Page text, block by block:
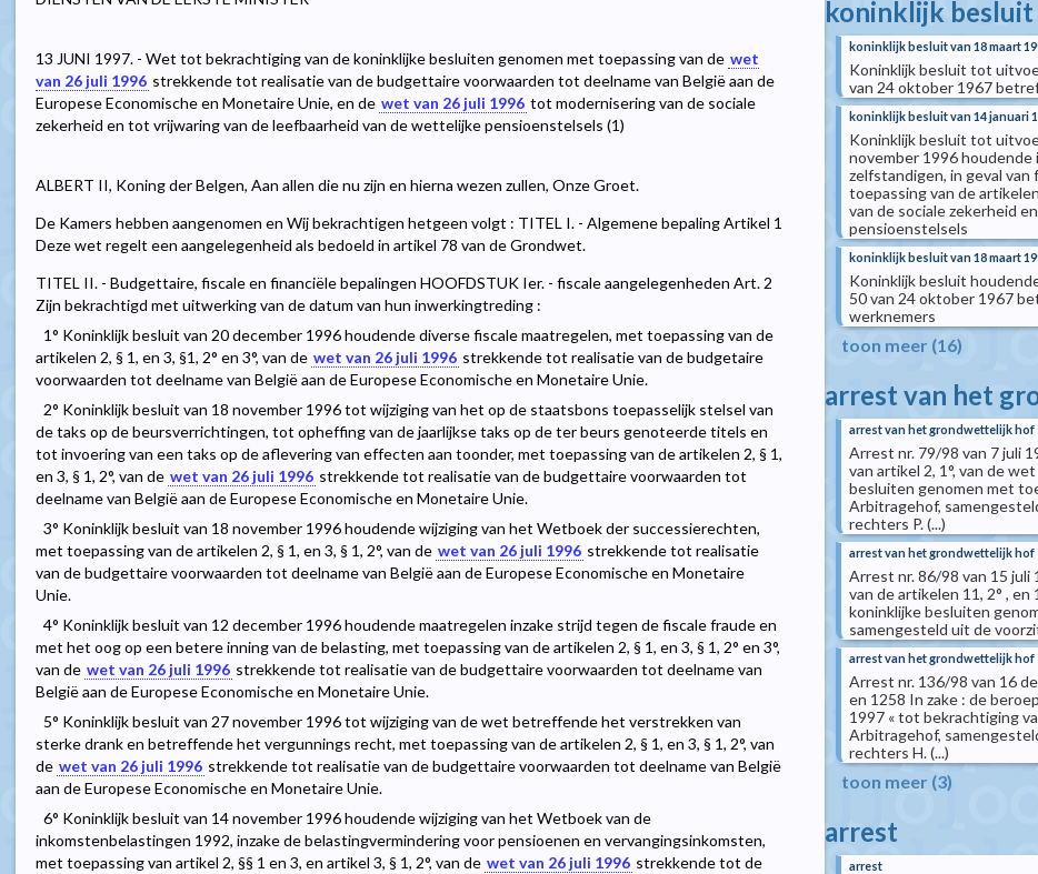
13 JUNI 1997. - Wet tot bekrachtiging van de koninklijke besluiten genomen met toepassing van de wet
van 26 juli 1996 strekkende tot realisatie van de budgettaire voorwaarden tot deelname van België aan de
Europese Economische en Monetaire Unie, en de wet van 26 juli 1996 tot modernisering van de sociale
zekerheid en tot vrijwaring van de leefbaarheid van de wettelijke pensioenstelsels (1)
ALBERT II, Koning der Belgen, Aan allen die nu zijn en hierna wezen zullen, Onze Groet.
De Kamers hebben aangenomen en Wij bekrachtigen hetgeen volgt : TITEL I. - Algemene bepaling Artikel 1
Deze wet regelt een aangelegenheid als bedoeld in artikel 78 van de Grondwet.
TITEL II. - Budgettaire, fiscale en financiële bepalingen HOOFDSTUK Ier. - fiscale aangelegenheden Art. 2
Zijn bekrachtigd met uitwerking van de datum van hun inwerkingtreding :
1° Koninklijk besluit van 20 december 1996 houdende diverse fiscale maatregelen, met toepassing van de
artikelen 2, § 1, en 3, §1, 2° en 3°, van de wet van 26 juli 1996 strekkende tot realisatie van de budgetaire
voorwaarden tot deelname van België aan de Europese Economische en Monetaire Unie.
2° Koninklijk besluit van 18 november 1996 tot wijziging van het op de staatsbons toepasselijk stelsel van
de taks op de beursverrichtingen, tot opheffing van de jaarlijkse taks op de ter beurs genoteerde titels en
tot invoering van een taks op de aflevering van effecten aan toonder, met toepassing van de artikelen 2, § 1,
en 3, § 1, 2°, van de wet van 26 juli 1996 strekkende tot realisatie van de budgettaire voorwaarden tot
deelname van België aan de Europese Economische en Monetaire Unie.
3° Koninklijk besluit van 18 november 1996 houdende wijziging van het Wetboek der successierechten,
met toepassing van de artikelen 2, § 1, en 3, § 1, 2°, van de wet van 26 juli 1996 strekkende tot realisatie
van de budgettaire voorwaarden tot deelname van België aan de Europese Economische en Monetaire
Unie.
4° Koninklijk besluit van 12 december 1996 houdende maatregelen inzake strijd tegen de fiscale fraude en
met het oog op een betere inning van de belasting, met toepassing van de artikelen 2, § 1, en 3, § 1, 2° en 3°,
van de wet van 26 juli 1996 strekkende tot realisatie van de budgettaire voorwaarden tot deelname van
België aan de Europese Economische en Monetaire Unie.
5° Koninklijk besluit van 27 november 1996 tot wijziging van de wet betreffende het verstrekken van
sterke drank en betreffende het vergunnings recht, met toepassing van de artikelen 2, § 1, en 3, § 1, 2°, van
de wet van 26 juli 1996 strekkende tot realisatie van de budgettaire voorwaarden tot deelname van België
aan de Europese Economische en Monetaire Unie.
6° Koninklijk besluit van 14 november 1996 houdende wijziging van het Wetboek van de
inkomstenbelastingen 1992, inzake de belastingvermindering voor pensioenen en vervangingsinkomsten,
met toepassing van artikel 2, §§ 1 en 3, en artikel 3, § 1, 2°, van de wet van 26 juli 1996 strekkende tot de
koninklijk besluit
koninklijk besluit van 18 maart
Koninklijk besluit tot
van 24 oktober 1967
koninklijk besluit van 14 januari
Koninklijk besluit tot
november 1996 houdende
zelfstandigen, in geval
toepassing van de
van de sociale zekerheid
pensioenstelsels
koninklijk besluit van 18 maart
Koninklijk besluit
50 van 24 oktober 1967
werknemers
toon meer (16)
arrest van het
arrest van het grondwettelijk hof
Arrest nr. 79/98 van 7 juli
van artikel 2, 1°, van de
besluiten genomen met
Arbitragehof,
rechters P. (...)
arrest van het grondwettelijk hof
Arrest nr. 86/98 van 15
van de artikelen 11, 2° ,
koninklijke besluiten
samengesteld uit de
arrest van het grondwettelijk hof
Arrest nr. 136/98 van 16
en 1258 In zake : de
1997 « tot bekrachtiging
Arbitragehof,
rechters H. (...)
toon meer (3)
arrest
arrest